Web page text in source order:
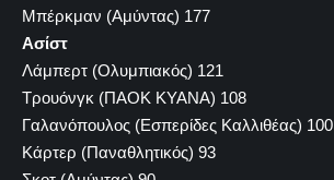
Μπέρκμαν (Αμύντας) 177
Ασίστ
Λάμπερτ (Ολυμπιακός) 121
Τρουόνγκ (ΠΑΟΚ ΚΥΑΝΑ) 108
Γαλανόπουλος (Εσπερίδες Καλλιθέας) 100
Κάρτερ (Παναθλητικός) 93